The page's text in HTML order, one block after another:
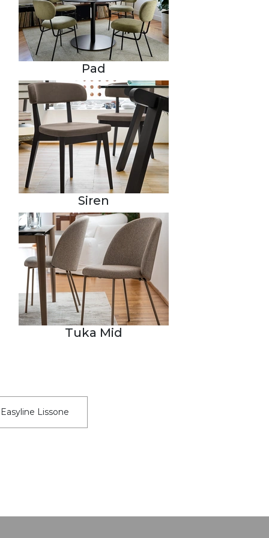
Pad
Siren
Tuka Mid
Lissone